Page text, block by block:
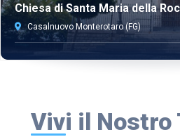
Chiesa di Santa Maria della
Casalnuovo Monterotaro (FG)
Vivi il